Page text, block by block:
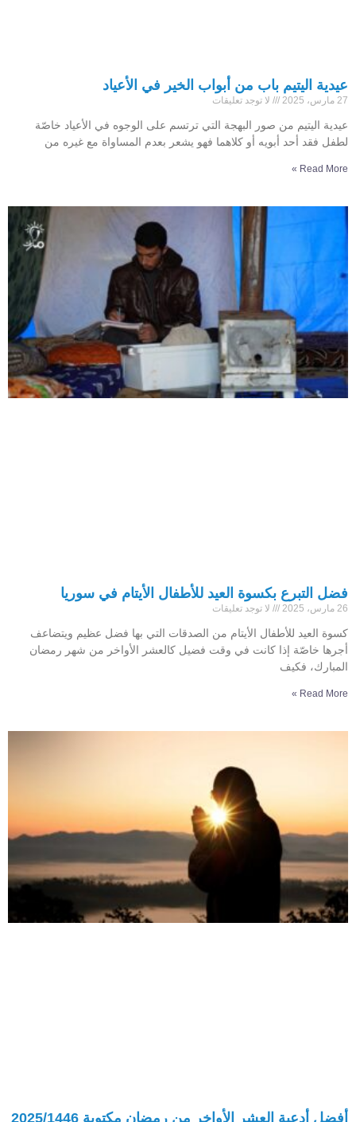
عيدية اليتيم باب من أبواب الخير في الأعياد
27 مارس، 2025 لا توجد تعليقات
عيدية اليتيم من صور البهجة التي ترتسم على الوجوه في الأعياد خاصّة
لطفل فقد أحد أبويه أو كلاهما فهو يشعر بعدم المساواة مع غيره من
Read More »
فضل التبرع بكسوة العيد للأطفال الأيتام في سوريا
26 مارس، 2025 لا توجد تعليقات
كسوة العيد للأطفال الأيتام من الصدقات التي بها فضل عظيم ويتضاعف
أجرها خاصّة إذا كانت في وقت فضيل كالعشر الأواخر من شهر رمضان
المبارك، فكيف
Read More »
أفضل أدعية العشر الأواخر من رمضان مكتوبة 2025/1446